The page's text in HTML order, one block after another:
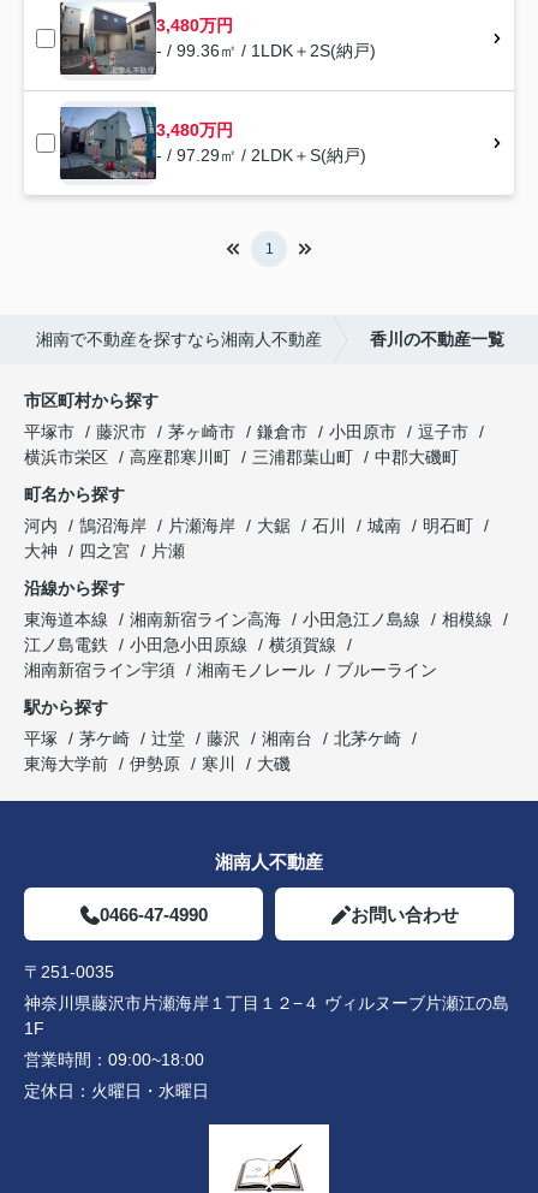
3,480万円
- / 99.36㎡ / 1LDK＋2S(納戸)
3,480万円
- / 97.29㎡ / 2LDK＋S(納戸)
1
湘南で不動産を探すなら湘南人不動産 香川の不動産一覧
市区町村から探す
平塚市
藤沢市 茅ヶ崎市 鎌倉市 小田原市
逗子市
横浜市栄区
高座郡寒川町 三浦郡葉山町
中郡大磯町
町名から探す
河内
鵠沼海岸 片瀬海岸 大鋸 石川 城南
明石町
大神
四之宮
片瀬
沿線から探す
東海道本線
湘南新宿ライン高海 小田急江ノ島線
相模線
江ノ島電鉄
小田急小田原線
横須賀線
湘南新宿ライン宇須
湘南モノレール
ブルーライン
駅から探す
平塚
茅ケ崎 辻堂 藤沢 湘南台
北茅ケ崎
東海大学前
伊勢原 寒川 大磯
湘南人不動産
0466-47-4990 お問い合わせ
〒251-0035
神奈川県藤沢市片瀬海岸１丁目１２−４ ヴィルヌーブ片瀬江の島
1F
営業時間： 09:00~18:00
定休日： 火曜日・水曜日